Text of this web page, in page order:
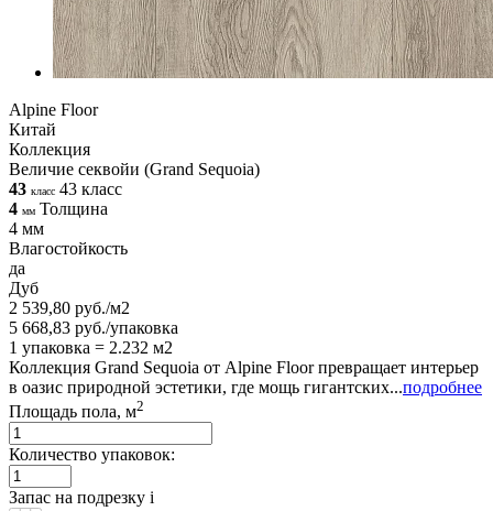
Alpine Floor
Китай
Коллекция
Величие секвойи (Grand Sequoia)
43 класс 43 класс
4 мм Толщина
4 мм
Влагостойкость
да
Дуб
2 539,80 руб./м2
5 668,83 руб./упаковка
1 упаковка = 2.232 м2
Коллекция Grand Sequoia от Alpine Floor превращает интерьер
в оазис природной эстетики, где мощь гигантских...подробнее
Площадь пола, м2
Количество упаковок:
Запас на подрезку i